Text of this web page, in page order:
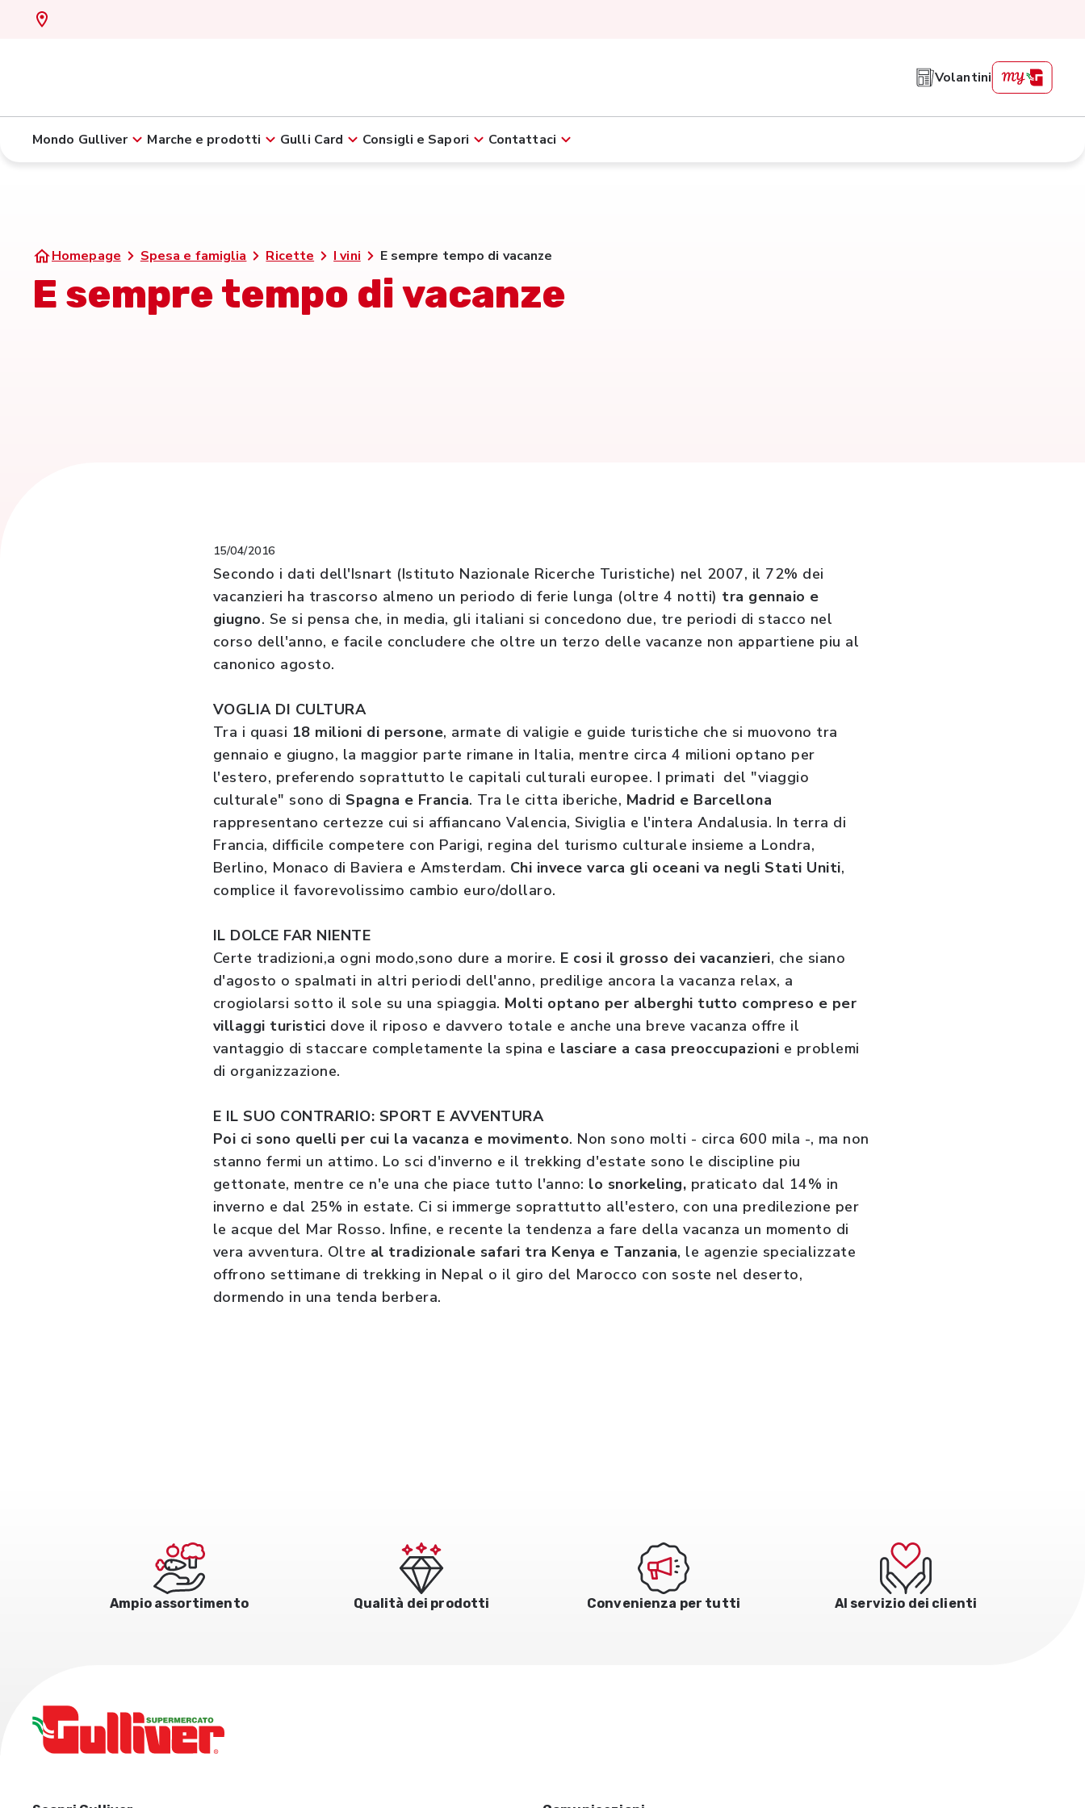
Volantini
Mondo Gulliver Marche e prodotti Gulli Card Consigli e Sapori Contattaci
Homepage Spesa e famiglia Ricette I vini E sempre tempo di vacanze
E sempre tempo di vacanze
15/04/2016
Secondo i dati dell'Isnart (Istituto Nazionale Ricerche Turistiche) nel 2007, il 72% dei
vacanzieri ha trascorso almeno un periodo di ferie lunga (oltre 4 notti) tra gennaio e
giugno. Se si pensa che, in media, gli italiani si concedono due, tre periodi di stacco nel
corso dell'anno, e facile concludere che oltre un terzo delle vacanze non appartiene piu al
canonico agosto.
VOGLIA DI CULTURA
Tra i quasi 18 milioni di persone, armate di valigie e guide turistiche che si muovono tra
gennaio e giugno, la maggior parte rimane in Italia, mentre circa 4 milioni optano per
l'estero, preferendo soprattutto le capitali culturali europee. I primati del "viaggio
culturale" sono di Spagna e Francia. Tra le citta iberiche, Madrid e Barcellona
rappresentano certezze cui si affiancano Valencia, Siviglia e l'intera Andalusia. In terra di
Francia, difficile competere con Parigi, regina del turismo culturale insieme a Londra,
Berlino, Monaco di Baviera e Amsterdam. Chi invece varca gli oceani va negli Stati Uniti,
complice il favorevolissimo cambio euro/dollaro.
IL DOLCE FAR NIENTE
Certe tradizioni,a ogni modo,sono dure a morire. E cosi il grosso dei vacanzieri, che siano
d'agosto o spalmati in altri periodi dell'anno, predilige ancora la vacanza relax, a
crogiolarsi sotto il sole su una spiaggia. Molti optano per alberghi tutto compreso e per
villaggi turistici dove il riposo e davvero totale e anche una breve vacanza offre il
vantaggio di staccare completamente la spina e lasciare a casa preoccupazioni e problemi
di organizzazione.
E IL SUO CONTRARIO: SPORT E AVVENTURA
Poi ci sono quelli per cui la vacanza e movimento. Non sono molti - circa 600 mila -, ma non
stanno fermi un attimo. Lo sci d'inverno e il trekking d'estate sono le discipline piu
gettonate, mentre ce n'e una che piace tutto l'anno: lo snorkeling, praticato dal 14% in
inverno e dal 25% in estate. Ci si immerge soprattutto all'estero, con una predilezione per
le acque del Mar Rosso. Infine, e recente la tendenza a fare della vacanza un momento di
vera avventura. Oltre al tradizionale safari tra Kenya e Tanzania, le agenzie specializzate
offrono settimane di trekking in Nepal o il giro del Marocco con soste nel deserto,
dormendo in una tenda berbera.
Ampio assortimento Qualità dei prodotti Convenienza per tutti Al servizio dei clienti